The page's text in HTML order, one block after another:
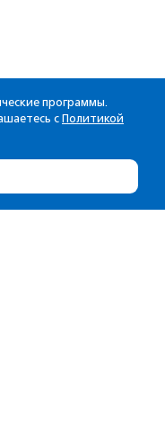
программы.
с Политикой